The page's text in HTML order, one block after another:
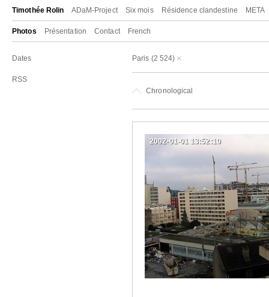
Timothée Rolin ADaM-Project Six mois Résidence clandestine META
Photos Présentation Contact French
Dates
RSS
Paris (2 524)
Chronological
2002-01-01 13:52:10